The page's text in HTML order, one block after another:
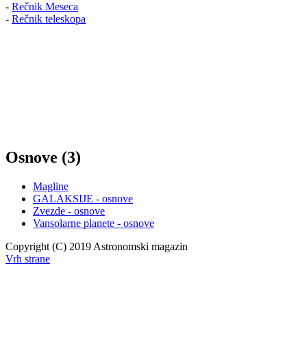
- Rečnik Meseca
- Rečnik teleskopa
Osnove (3)
Magline
GALAKSIJE - osnove
Zvezde - osnove
Vansolarne planete - osnove
Copyright (C) 2019 Astronomski magazin
Vrh strane